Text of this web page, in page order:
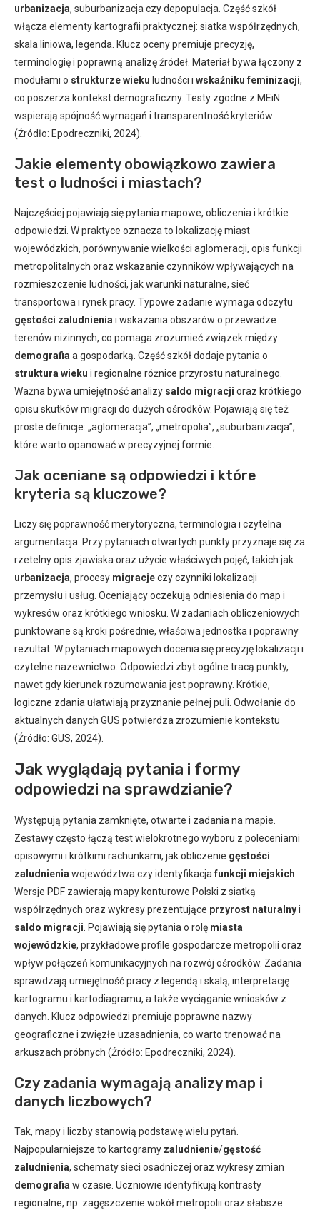
urbanizacja, suburbanizacja czy depopulacja. Część szkół
włącza elementy kartografii praktycznej: siatka współrzędnych,
skala liniowa, legenda. Klucz oceny premiuje precyzję,
terminologię i poprawną analizę źródeł. Materiał bywa łączony z
modułami o strukturze wieku ludności i wskaźniku feminizacji,
co poszerza kontekst demograficzny. Testy zgodne z MEiN
wspierają spójność wymagań i transparentność kryteriów
(Źródło: Epodreczniki, 2024).
Jakie elementy obowiązkowo zawiera
test o ludności i miastach?
Najczęściej pojawiają się pytania mapowe, obliczenia i krótkie
odpowiedzi. W praktyce oznacza to lokalizację miast
wojewódzkich, porównywanie wielkości aglomeracji, opis funkcji
metropolitalnych oraz wskazanie czynników wpływających na
rozmieszczenie ludności, jak warunki naturalne, sieć
transportowa i rynek pracy. Typowe zadanie wymaga odczytu
gęstości zaludnienia i wskazania obszarów o przewadze
terenów nizinnych, co pomaga zrozumieć związek między
demografia a gospodarką. Część szkół dodaje pytania o
struktura wieku i regionalne różnice przyrostu naturalnego.
Ważna bywa umiejętność analizy saldo migracji oraz krótkiego
opisu skutków migracji do dużych ośrodków. Pojawiają się też
proste definicje: „aglomeracja”, „metropolia”, „suburbanizacja”,
które warto opanować w precyzyjnej formie.
Jak oceniane są odpowiedzi i które
kryteria są kluczowe?
Liczy się poprawność merytoryczna, terminologia i czytelna
argumentacja. Przy pytaniach otwartych punkty przyznaje się za
rzetelny opis zjawiska oraz użycie właściwych pojęć, takich jak
urbanizacja, procesy migracjeczy czynniki lokalizacji
przemysłu i usług. Oceniający oczekują odniesienia do map i
wykresów oraz krótkiego wniosku. W zadaniach obliczeniowych
punktowane są kroki pośrednie, właściwa jednostka i poprawny
rezultat. W pytaniach mapowych docenia się precyzję lokalizacji i
czytelne nazewnictwo. Odpowiedzi zbyt ogólne tracą punkty,
nawet gdy kierunek rozumowania jest poprawny. Krótkie,
logiczne zdania ułatwiają przyznanie pełnej puli. Odwołanie do
aktualnych danych GUS potwierdza zrozumienie kontekstu
(Źródło: GUS, 2024).
Jak wyglądają pytania i formy
odpowiedzi na sprawdzianie?
Występują pytania zamknięte, otwarte i zadania na mapie.
Zestawy często łączą test wielokrotnego wyboru z poleceniami
opisowymi i krótkimi rachunkami, jak obliczenie gęstości
zaludnienia województwa czy identyfikacja funkcji miejskich
Wersje PDF zawierają mapy konturowe Polski z siatką
współrzędnych oraz wykresy prezentujące przyrost naturalnyi
saldo migracji . Pojawiają się pytania o rolę miasta
wojewódzkie, przykładowe profile gospodarcze metropolii oraz
wpływ połączeń komunikacyjnych na rozwój ośrodków. Zadania
sprawdzają umiejętność pracy z legendą i skalą, interpretację
kartogramu i kartodiagramu, a także wyciąganie wniosków z
danych. Klucz odpowiedzi premiuje poprawne nazwy
geograficzne i zwięzłe uzasadnienia, co warto trenować na
arkuszach próbnych (Źródło: Epodreczniki, 2024).
Czy zadania wymagają analizy map i
danych liczbowych?
Tak, mapy i liczby stanowią podstawę wielu pytań.
Najpopularniejsze to kartogramy zaludnienie/gęstość
zaludnienia, schematy sieci osadniczej oraz wykresy zmian
demografia w czasie. Uczniowie identyfikują kontrasty
regionalne, np. zagęszczenie wokół metropolii oraz słabsze